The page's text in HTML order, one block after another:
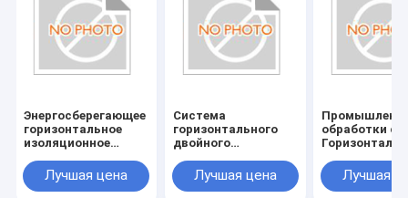
Энергосберегающее
горизонтальное
изоляционное
остекленное стекло
с питанием
Лучшая цена
Система
горизонтального
двойного
питанием
380V/50Hz
Лучшая цена
обработки
стекло/
стекло с
Лучшая